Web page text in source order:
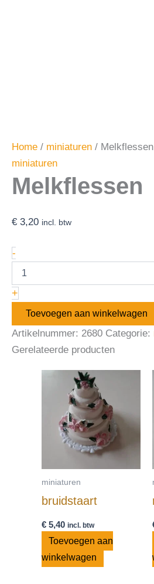
Home / miniaturen / Melkflessen
miniaturen
Melkflessen
€ 3,20 incl. btw
-
+
Toevoegen aan winkelwagen
Artikelnummer: 2680 Categorie:
Gerelateerde producten
miniaturen
bruidstaart
€ 5,40 incl. btw
Toevoegen aan
winkelwagen